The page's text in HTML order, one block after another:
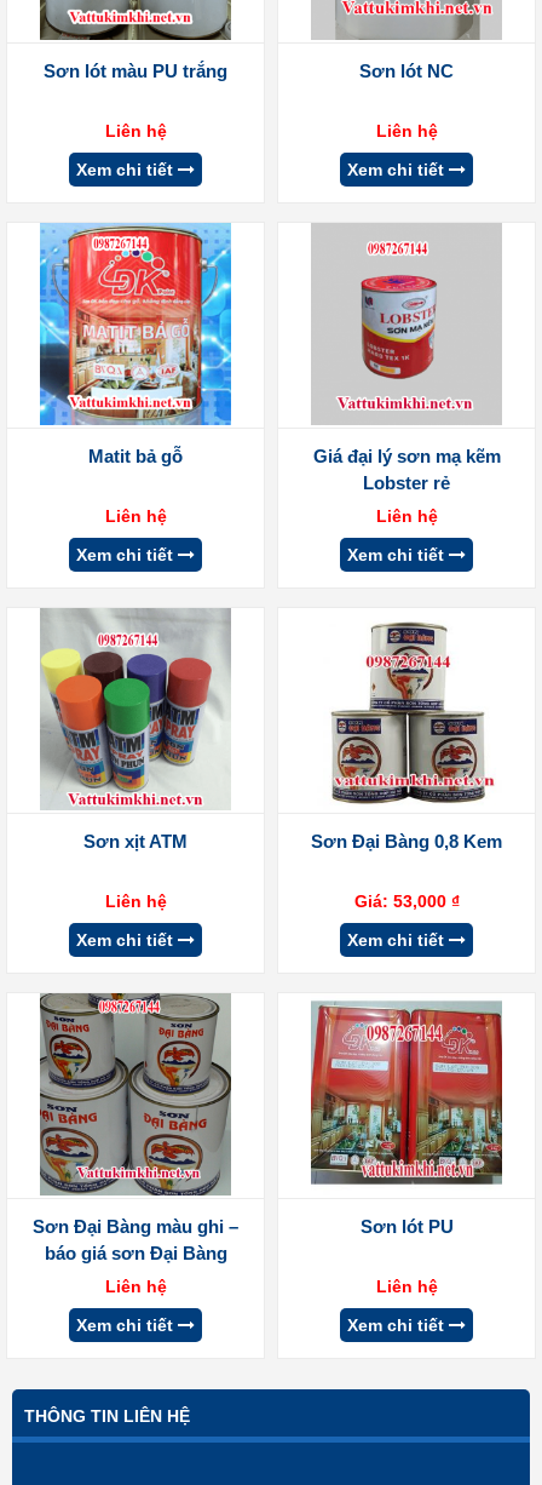
Sơn lót màu PU trắng
Liên hệ
Xem chi tiết
Sơn lót NC
Liên hệ
Xem chi tiết
Matit bả gỗ
Liên hệ
Xem chi tiết
Giá đại lý sơn mạ kẽm
Lobster rẻ
Liên hệ
Xem chi tiết
Sơn xịt ATM
Liên hệ
Xem chi tiết
Sơn Đại Bàng 0,8 Kem
Giá: 53,000 ₫
Xem chi tiết
Sơn Đại Bàng màu ghi –
báo giá sơn Đại Bàng
Liên hệ
Xem chi tiết
Sơn lót PU
Liên hệ
Xem chi tiết
THÔNG TIN LIÊN HỆ